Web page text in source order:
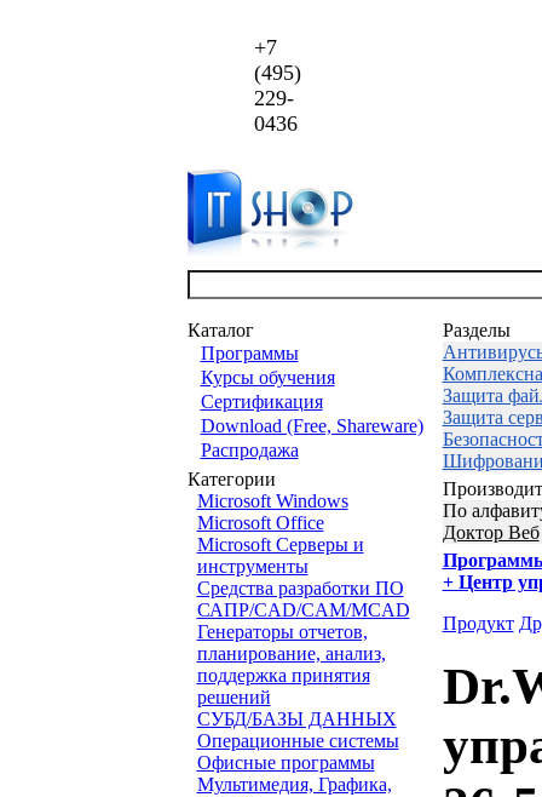
+7
(495)
229-
0436
Каталог
Программы
Курсы обучения
Сертификация
Download (Free, Shareware)
Распродажа
Категории
Microsoft Windows
Microsoft Office
Microsoft Серверы и
инструменты
Средства разработки ПО
САПР/CAD/CAM/MCAD
Генераторы отчетов,
планирование, анализ,
поддержка принятия
решений
СУБД/БАЗЫ ДАННЫХ
Операционные системы
Офисные программы
Мультимедия, Графика,
Разделы
Защита
Защита
По
Доктор Веб
+ Центр
Продукт